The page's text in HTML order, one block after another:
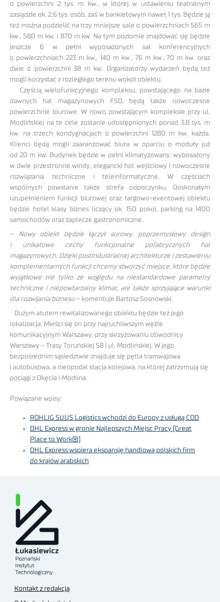
o powierzchni 2 tys. m kw., w której w ustawieniu teatralnym
zasiądzie ok. 2,6 tys. osób, zaś w bankietowym nawet 1 tys. Będzie ją
też można podzielić na trzy mniejsze sale o powierzchniach 565 m
kw., 580 m kw. i 870 m kw. Na tym poziomie znajdować się będzie
jeszcze 6 w pełni wyposażonych sal konferencyjnych
o powierzchniach 223 m kw., 140 m kw., 76 m kw., 70 m kw. oraz
dwie o powierzchni 38 m kw. Organizatorzy wydarzeń będą też
mogli korzystać z rozległego terenu wokół obiektu.
Częścią wielofunkcyjnego kompleksu, powstającego na bazie
dawnych hal magazynowych FSO, będą także nowoczesne
powierzchnie biurowe. W nowo powstającym kompleksie przy ul.
Modlińskiej na te cele zostanie udostępnionych ponad 3,8 tys. m
kw. na trzech kondygnacjach o powierzchni 1280 m kw. każda.
Klienci będą mogli zaaranżować biura w oparciu o moduły już
od 20 m kw. Budynek będzie w pełni klimatyzowany, wyposażony
w dwie przestronne windy, elegancki hol wejściowy i nowoczesne
rozwiązania techniczne i teleinformatyczne. W częściach
wspólnych powstanie także strefa odpoczynku. Doskonałym
uzupełnieniem funkcji biurowej oraz targowo-eventowej obiektu
będzie hotel klasy biznes liczący ok. 150 pokoi, parking na 1400
samochodów oraz zaplecze gastronomiczne.
–
Nowy obiekt będzie łączył surowy, poprzemysłowy design
i unikatowe cechy funkcjonalne pofabrycznych hal
magazynowych. Dzięki postindustrialnej architekturze i zestawieniu
komplementarnych funkcji chcemy stworzyć miejsce, które będzie
wyjątkowe nie tylko ze względu na niestandardowe parametry
techniczne i niepowtarzalny klimat, ale także sprzyjające warunki
dla rozwijania biznesu– komentuje Bartosz Sosnowski.
Dużym atutem rewitalizowanego obiektu będzie też jego
lokalizacja. Mieści się on przy najruchliwszym węźle
komunikacyjnym Warszawy, przy skrzyżowaniu obwodnicy
Warszawy – Trasy Toruńskiej S8 i ul. Modlińskiej. W jego
bezpośrednim sąsiedztwie znajduje się pętla tramwajowa
i autobusowa, a nieopodal stacja kolejowa, na której zatrzymują się
pociągi z Okęcia i Modlina.
Powiązane wpisy:
ROHLIG SUUS Logistics wchodzi do Europy z usługą COD
DHL Express w gronie Najlepszych Miejsc Pracy (Great
Place to Work®)
DHL Express wspiera ekspansję handlową polskich firm
do krajów arabskich
Kontakt z redakcją